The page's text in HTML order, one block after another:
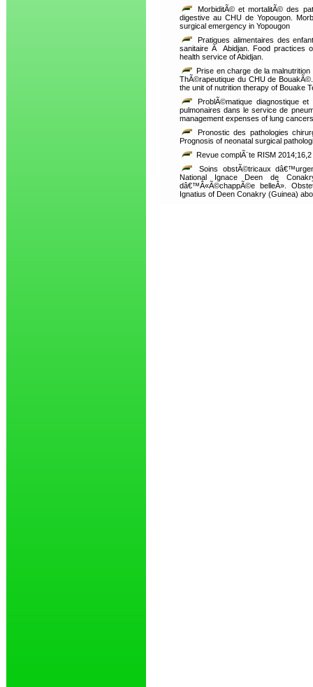
MorbiditÃ© et mortalitÃ© des
digestive au CHU de Yopougon.
surgical emergency in Yopougon
Pratiques alimentaires des
sanitaire Ã Abidjan. Food practices
health service of Abidjan.
Prise en charge de la
ThÃ©rapeutique du CHU de
the unit of nutrition therapy of Bouake
ProblÃ©matique diagnostique
pulmonaires dans le service de
management expenses of lung
Pronostic des pathologies
Prognosis of neonatal surgical
Revue complÃ¨te RISM 2014;16,2
Soins obstÃ©tricaux
National Ignace Deen de
dâ€™Â«Ã©chappÃ©e belleÂ».
Ignatius of Deen Conakry (Guinea)